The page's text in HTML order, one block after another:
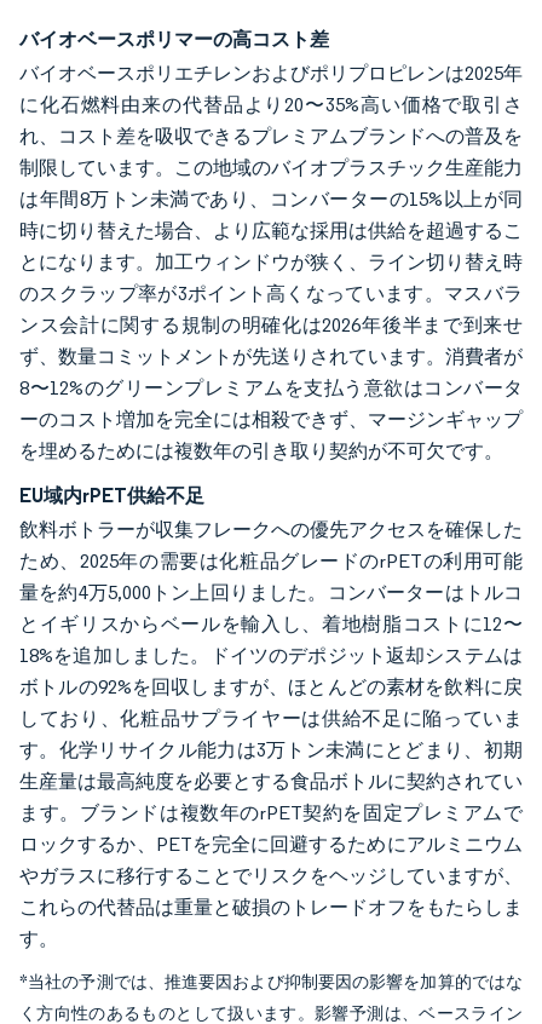
バイオベースポリマーの高コスト差
バイオベースポリエチレンおよびポリプロピレンは2025年
に化石燃料由来の代替品より20〜35%高い価格で取引さ
れ、コスト差を吸収できるプレミアムブランドへの普及を
制限しています。この地域のバイオプラスチック生産能力
は年間8万トン未満であり、コンバーターの15%以上が同
時に切り替えた場合、より広範な採用は供給を超過するこ
とになります。加工ウィンドウが狭く、ライン切り替え時
のスクラップ率が3ポイント高くなっています。マスバラ
ンス会計に関する規制の明確化は2026年後半まで到来せ
ず、数量コミットメントが先送りされています。消費者が
8〜12%のグリーンプレミアムを支払う意欲はコンバータ
ーのコスト増加を完全には相殺できず、マージンギャップ
を埋めるためには複数年の引き取り契約が不可欠です。
EU域内rPET供給不足
飲料ボトラーが収集フレークへの優先アクセスを確保した
ため、2025年の需要は化粧品グレードのrPETの利用可能
量を約4万5,000トン上回りました。コンバーターはトルコ
とイギリスからベールを輸入し、着地樹脂コストに12〜
18%を追加しました。ドイツのデポジット返却システムは
ボトルの92%を回収しますが、ほとんどの素材を飲料に戻
しており、化粧品サプライヤーは供給不足に陥っていま
す。化学リサイクル能力は3万トン未満にとどまり、初期
生産量は最高純度を必要とする食品ボトルに契約されてい
ます。ブランドは複数年のrPET契約を固定プレミアムで
ロックするか、PETを完全に回避するためにアルミニウム
やガラスに移行することでリスクをヘッジしていますが、
これらの代替品は重量と破損のトレードオフをもたらしま
す。
*当社の予測では、推進要因および抑制要因の影響を加算的ではな
く方向性のあるものとして扱います。影響予測は、ベースライン